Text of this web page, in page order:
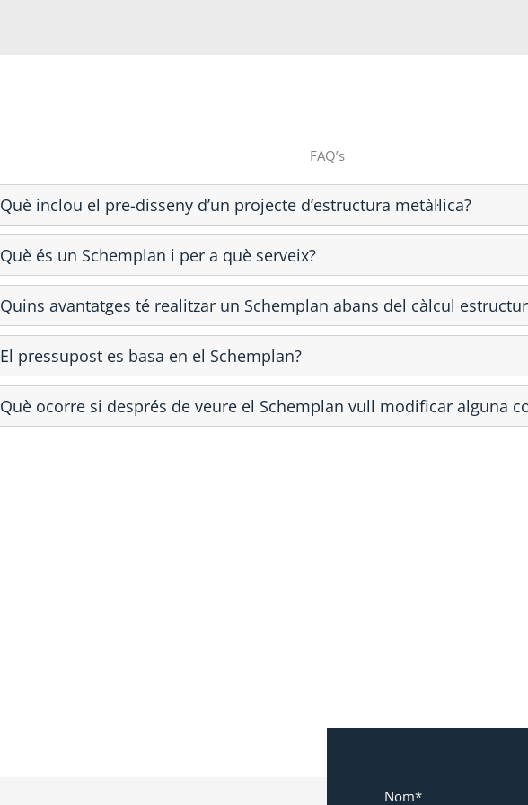
FAQ’s
Què inclou el pre-disseny d’un projecte d’estructura metàl·lica?
Què és un Schemplan i per a què serveix?
Quins avantatges té realitzar un Schemplan abans del càlcul
El pressupost es basa en el Schemplan?
Què ocorre si després de veure el Schemplan vull modificar alguna
Nom*